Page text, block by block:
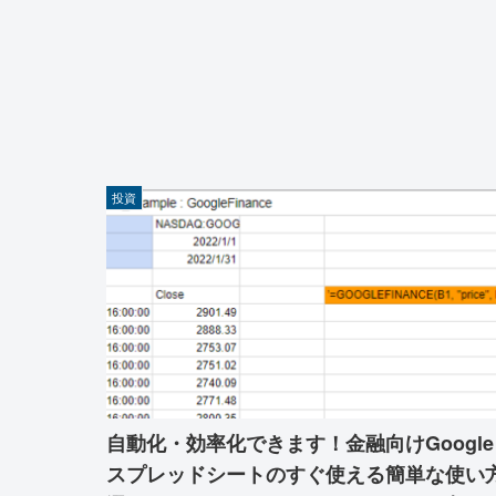
投資
自動化・効率化できます！金融向けGoogle
スプレッドシートのすぐ使える簡単な使い